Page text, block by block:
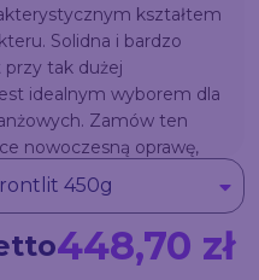
kształtem
Solidna i bardzo
tak dużej
idealnym wyborem dla
Zamów ten
nowoczesną oprawę,
450g
448,70 zł